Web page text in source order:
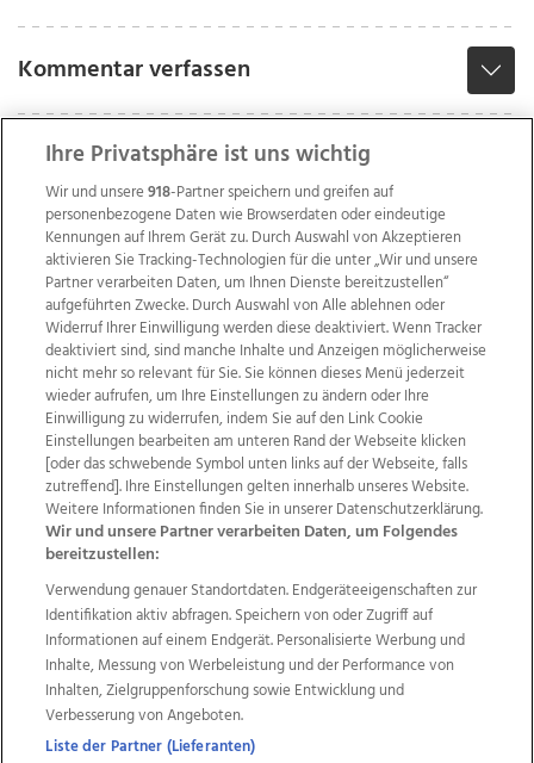
Kommentar verfassen
Wir über uns Mediadaten Kontakt
Jobs
Datenschutz
Impressum
AGB Anzeigekunden
AGB Website
Ehrenkodex Politische Werbung
Weitere Angebote des Medienhauses Wimmer
TV1 di-mog-i.at OÖNow
Ischler Woche
Life Radio
OÖNachrichten
OÖN Immobilien
OÖN Karriere
OÖN Reise
Promenaden Galerien
Regionaljobs
wasistlos.at wirtrauern.at
Ihre Privatsphäre ist uns wichtig
Wir und unsere918-Partner speichern und greifen auf
personenbezogene Daten wie Browserdaten oder eindeutige
Kennungen auf Ihrem Gerät zu. Durch Auswahl von Akzeptieren
aktivieren Sie Tracking-Technologien für die unter „Wir und unsere
Partner verarbeiten Daten, um Ihnen Dienste bereitzustellen“
aufgeführten Zwecke. Durch Auswahl von Alle ablehnen oder
Widerruf Ihrer Einwilligung werden diese deaktiviert. Wenn Tracker
deaktiviert sind, sind manche Inhalte und Anzeigen möglicherweise
nicht mehr so relevant für Sie. Sie können dieses Menü jederzeit
wieder aufrufen, um Ihre Einstellungen zu ändern oder Ihre
Einwilligung zu widerrufen, indem Sie auf den Link Cookie
Einstellungen bearbeiten am unteren Rand der Webseite klicken
[oder das schwebende Symbol unten links auf der Webseite, falls
zutreffend]. Ihre Einstellungen gelten innerhalb unseres Website.
Weitere Informationen finden Sie in unserer Datenschutzerklärung.
Wir und unsere Partner verarbeiten Daten, um Folgendes
bereitzustellen:
Verwendung genauer Standortdaten. Endgeräteeigenschaften zur
Identifikation aktiv abfragen. Speichern von oder Zugriff auf
Informationen auf einem Endgerät. Personalisierte Werbung und
Inhalte, Messung von Werbeleistung und der Performance von
Inhalten, Zielgruppenforschung sowie Entwicklung und
Verbesserung von Angeboten.
Liste der Partner (Lieferanten)